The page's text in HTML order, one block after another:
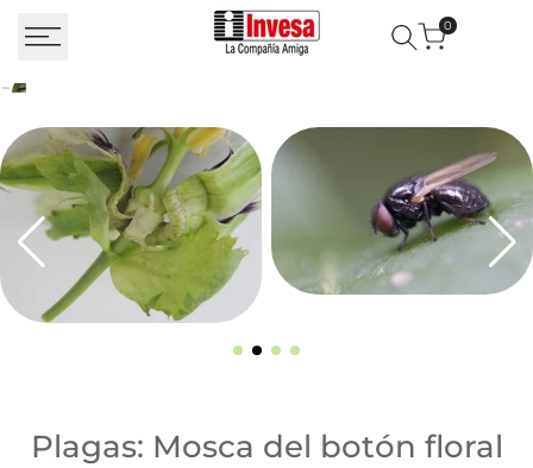
0
Plagas: Mosca del botón floral
Plagas: Mosca del botón floral